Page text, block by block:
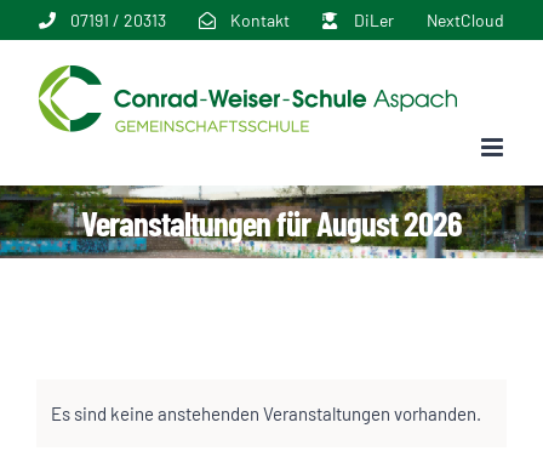
springen
07191 / 20313 Kontakt DiLer NextCloud
Veranstaltungen für August 2026
Es sind keine anstehenden Veranstaltungen vorhanden.